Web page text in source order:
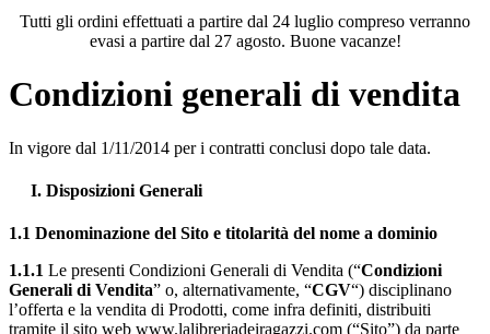
Tutti gli ordini effettuati a partire dal 24 luglio compreso verranno
evasi a partire dal 27 agosto. Buone vacanze!
Condizioni generali di vendita
In vigore dal 1/11/2014 per i contratti conclusi dopo tale data.
I. Disposizioni Generali
1.1 Denominazione del Sito e titolarità del nome a dominio
1.1.1 Le presenti Condizioni Generali di Vendita (“Condizioni
Generali di Vendita” o, alternativamente, “CGV“) disciplinano
l’offerta e la vendita di Prodotti, come infra definiti, distribuiti
tramite il sito web www.lalibreriadeiragazzi.com (“Sito”) da parte